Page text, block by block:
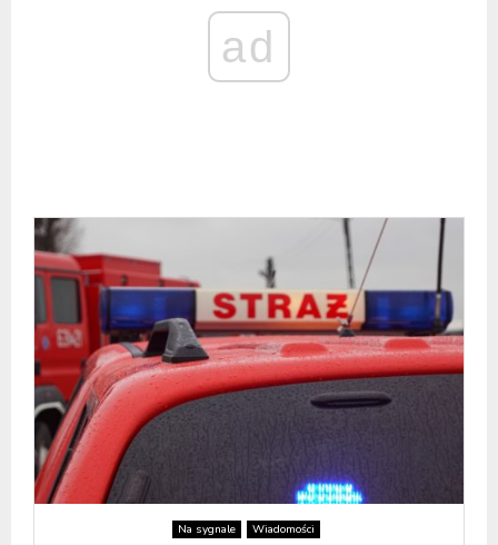
ad
Na sygnale Wiadomości